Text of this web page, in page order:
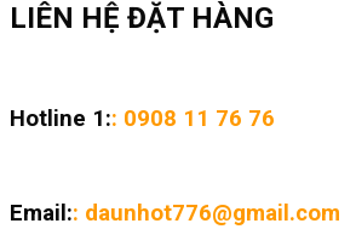
LIÊN HỆ ĐẶT HÀNG
Hotline 1:: 0908 11 76 76
Email:: daunhot776@gmail.com